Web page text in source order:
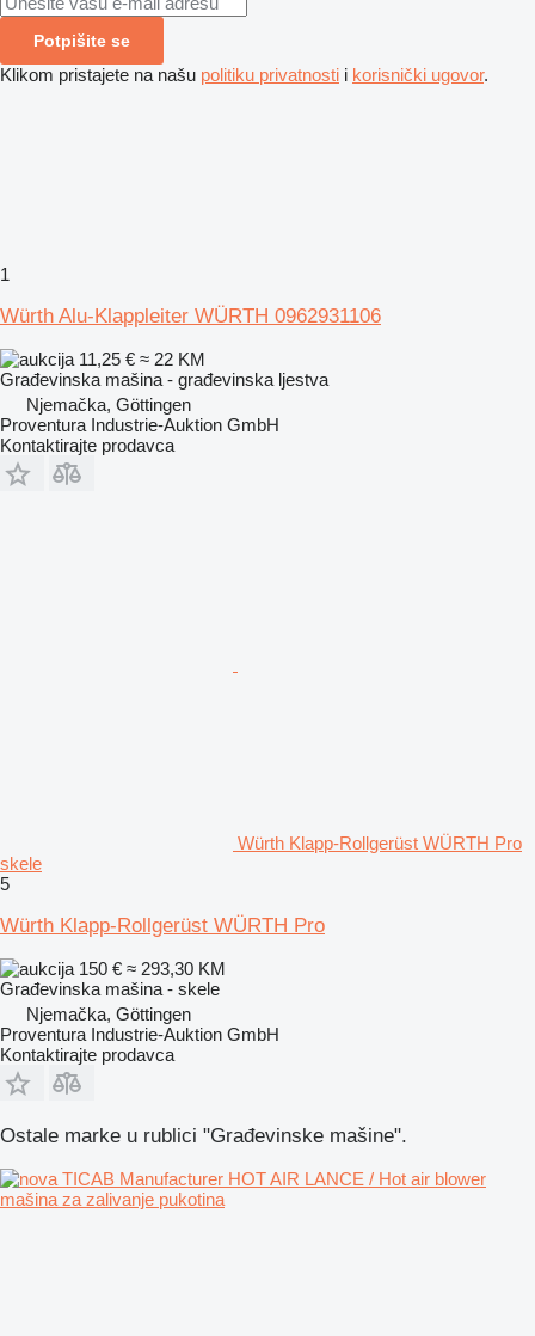
Potpišite se
Klikom pristajete na našu politiku privatnosti i korisnički ugovor.
1
Würth Alu-Klappleiter WÜRTH 0962931106
11,25 € ≈ 22 KM
Građevinska mašina - građevinska ljestva
Njemačka, Göttingen
Proventura Industrie-Auktion GmbH
Kontaktirajte prodavca
Würth Klapp-Rollgerüst WÜRTH Pro
skele
5
Würth Klapp-Rollgerüst WÜRTH Pro
150 € ≈ 293,30 KM
Građevinska mašina - skele
Njemačka, Göttingen
Proventura Industrie-Auktion GmbH
Kontaktirajte prodavca
Ostale marke u rublici "Građevinske mašine".